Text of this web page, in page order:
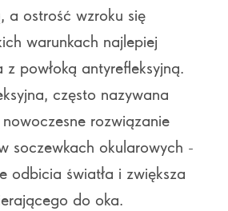
a ostrość wzroku się
warunkach najlepiej
z powłoką antyrefleksyjną.
często nazywana
rozwiązanie
soczewkach okularowych -
odbicia światła i zwiększa
do oka.